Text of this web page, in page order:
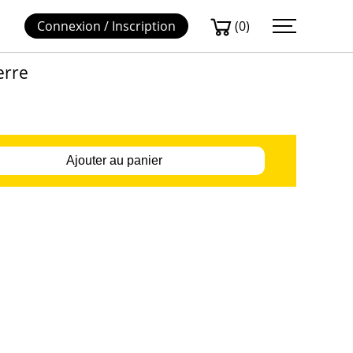
Connexion / Inscription (0)
Ajouter au panier